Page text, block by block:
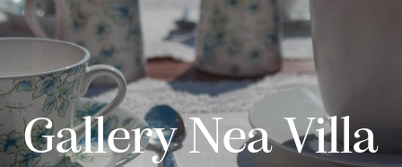
Gallery Nea Villa